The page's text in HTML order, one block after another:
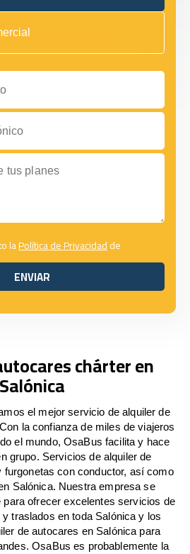
laPolítica de Privacidadde
ENVIAR
ENVIAR
chárter en
Salónica
el mejor servicio de alquiler de
la confianza de miles de viajeros
el mundo, OsaBus facilita y hace
grupo. Servicios de alquiler de
con conductor, así como
Salónica. Nuestra empresa se
para ofrecer excelentes servicios de
traslados en toda Salónica y los
de autocares en Salónica para
OsaBus es probablemente la